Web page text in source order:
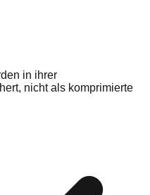
in ihrer
nicht als komprimierte